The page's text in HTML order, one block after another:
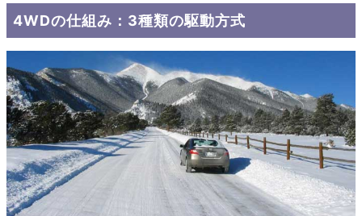
4WDの仕組み：3種類の駆動方式